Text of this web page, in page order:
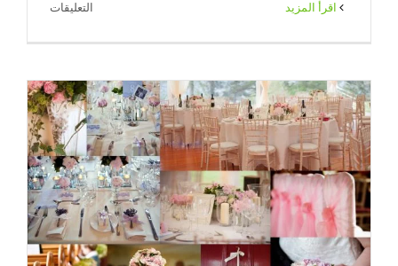
التعليقات
مبارك
الكبير|
65080771
|
ضيافة
الكويت
مغلقة